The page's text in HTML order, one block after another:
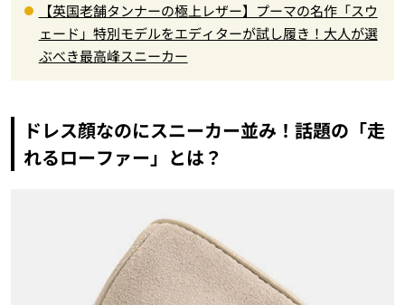
【英国老舗タンナーの極上レザー】プーマの名作「スウ
ェード」特別モデルをエディターが試し履き！大人が選
ぶべき最高峰スニーカー
ドレス顔なのにスニーカー並み！話題の「走
れるローファー」とは？